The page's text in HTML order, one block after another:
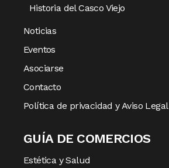
Historia del Casco Viejo
Noticias
Eventos
Asociarse
Contacto
Política de privacidad y Aviso Legal
GUÍA DE COMERCIOS
Estética y Salud